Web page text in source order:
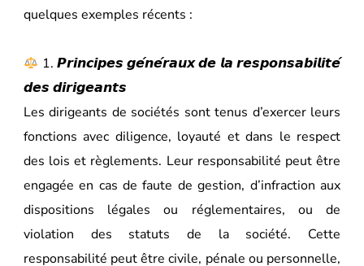
quelques exemples récents :
1. 𝙋𝙧𝙞𝙣𝙘𝙞𝙥𝙚𝙨 𝙜𝙚́𝙣𝙚́𝙧𝙖𝙪𝙭 𝙙𝙚 𝙡𝙖 𝙧𝙚𝙨𝙥𝙤𝙣𝙨𝙖𝙗𝙞𝙡𝙞𝙩𝙚́
𝙙𝙚𝙨 𝙙𝙞𝙧𝙞𝙜𝙚𝙖𝙣𝙩𝙨
Les dirigeants de sociétés sont tenus d’exercer leurs
fonctions avec diligence, loyauté et dans le respect
des lois et règlements. Leur responsabilité peut être
engagée en cas de faute de gestion, d’infraction aux
dispositions légales ou réglementaires, ou de
violation des statuts de la société. Cette
responsabilité peut être civile, pénale ou personnelle,